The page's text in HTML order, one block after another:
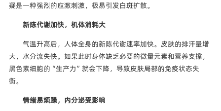
疑是一种强烈的应激刺激，极易引发白斑扩散。
新陈代谢加快，机体消耗大
气温升高后，人体全身的新陈代谢速率加快。皮肤的排汗量增
大，水分流失快。如果此时身体缺乏必要的微量元素和营养支撑，
黑色素细胞的“生产力”就会下降，导致皮肤局部的免疫状态失
衡。
情绪易烦躁，内分泌受影响